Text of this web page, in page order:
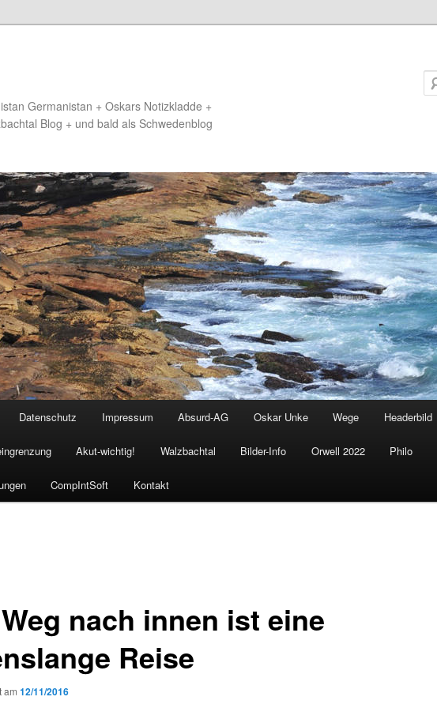
Germanistan + Oskars Notizkladde +
Blog + und bald als Schwedenblog
Datenschutz Impressum Absurd-AG Oskar Unke Wege Headerbild
Akut-wichtig! Walzbachtal Bilder-Info Orwell 2022 Philo
CompIntSoft Kontakt
nach innen ist eine
Reise
am 12/11/2016